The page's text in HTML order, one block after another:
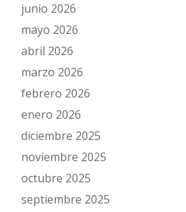
junio 2026
mayo 2026
abril 2026
marzo 2026
febrero 2026
enero 2026
diciembre 2025
noviembre 2025
octubre 2025
septiembre 2025